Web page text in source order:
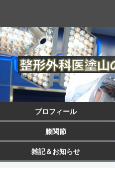
プロフィール
膝関節
雑記＆お知らせ